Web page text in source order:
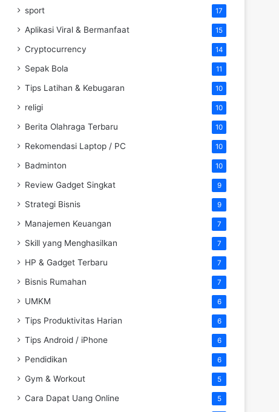
sport 17
Aplikasi Viral & Bermanfaat 15
Cryptocurrency 14
Sepak Bola 11
Tips Latihan & Kebugaran 10
religi 10
Berita Olahraga Terbaru 10
Rekomendasi Laptop / PC 10
Badminton 10
Review Gadget Singkat 9
Strategi Bisnis 9
Manajemen Keuangan 7
Skill yang Menghasilkan 7
HP & Gadget Terbaru 7
Bisnis Rumahan 7
UMKM 6
Tips Produktivitas Harian 6
Tips Android / iPhone 6
Pendidikan 6
Gym & Workout 5
Cara Dapat Uang Online 5